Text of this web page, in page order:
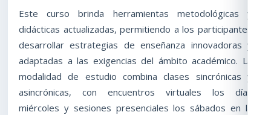
Este curso brinda herramientas metodológicas y
didácticas actualizadas, permitiendo a los participantes
desarrollar estrategias de enseñanza innovadoras y
adaptadas a las exigencias del ámbito académico. La
modalidad de estudio combina clases sincrónicas y
asincrónicas, con encuentros virtuales los días
miércoles y sesiones presenciales los sábados en la